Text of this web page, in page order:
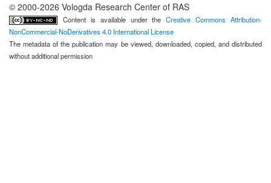
© 2000-2026 Vologda Research Center of RAS
Content is available under theCreative Commons Attribution-
NonCommercial-NoDerivatives 4.0 International License
The metadata of the publication may be viewed, downloaded, copied, and distributed
without additional permission